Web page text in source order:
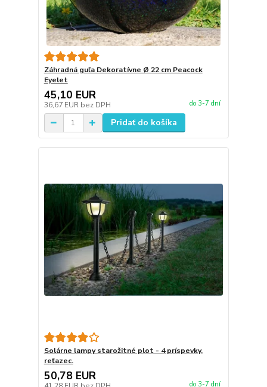
Záhradná guľa Dekoratívne Ø 22 cm Peacock
Eyelet
45,10 EUR
36,67 EUR bez DPH do 3-7 dní
Pridať do košíka
Solárne lampy starožitné plot - 4 príspevky,
reťazec.
50,78 EUR
do 3-7 dní